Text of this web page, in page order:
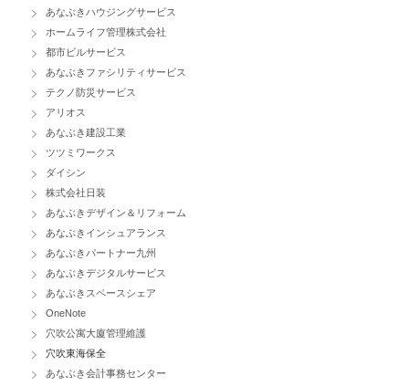
あなぶきハウジングサービス
ホームライフ管理株式会社
都市ビルサービス
あなぶきファシリティサービス
テクノ防災サービス
アリオス
あなぶき建設工業
ツツミワークス
ダイシン
株式会社日装
あなぶきデザイン＆リフォーム
あなぶきインシュアランス
あなぶきパートナー九州
あなぶきデジタルサービス
あなぶきスペースシェア
OneNote
穴吹公寓大廈管理維護
穴吹東海保全
あなぶき会計事務センター